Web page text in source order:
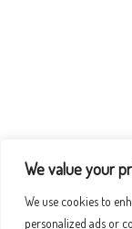
We value your
We use cookies to
personalized ads or